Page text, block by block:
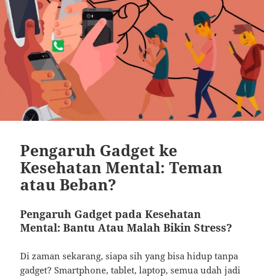
Pengaruh Gadget ke
Kesehatan Mental: Teman
atau Beban?
Pengaruh Gadget pada Kesehatan
Mental: Bantu Atau Malah Bikin Stress?
Di zaman sekarang, siapa sih yang bisa hidup tanpa
gadget? Smartphone, tablet, laptop, semua udah jadi